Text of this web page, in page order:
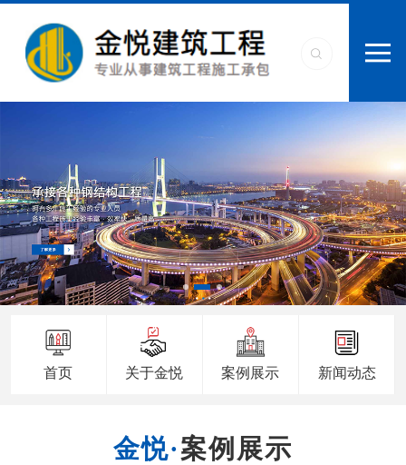
首页 关于金悦 案例展示 新闻动态
案例展示